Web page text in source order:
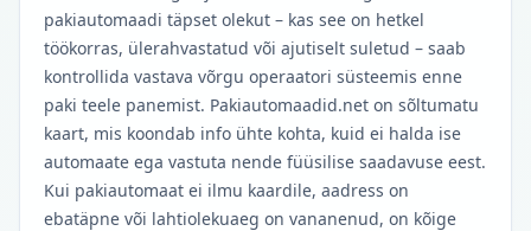
pakiautomaadi täpset olekut – kas see on hetkel
töökorras, ülerahvastatud või ajutiselt suletud – saab
kontrollida vastava võrgu operaatori süsteemis enne
paki teele panemist. Pakiautomaadid.net on sõltumatu
kaart, mis koondab info ühte kohta, kuid ei halda ise
automaate ega vastuta nende füüsilise saadavuse eest.
Kui pakiautomaat ei ilmu kaardile, aadress on
ebatäpne või lahtiolekuaeg on vananenud, on kõige